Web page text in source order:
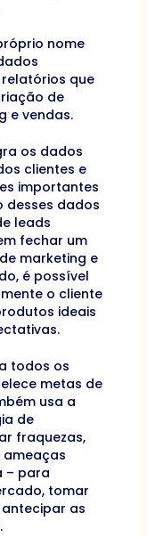
nome
que
de
e vendas.
os dados
clientes e
importantes
desses dados
leads
fechar um
marketing e
é possível
o cliente
ideais
todos os
metas de
usa a
de
fraquezas,
– para
tomar
as